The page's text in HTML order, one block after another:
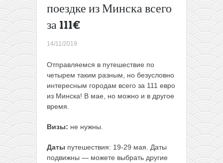
поездке из Минска всего
за 111€
14/11/2019
Отправляемся в путешествие по
четырем таким разным, но безусловно
интересным городам всего за 111 евро
из Минска! В мае, но можно и в другое
время.
Визы: не нужны.
Даты путешествия: 19-29 мая. Даты
подвижны — можете выбрать другие
→